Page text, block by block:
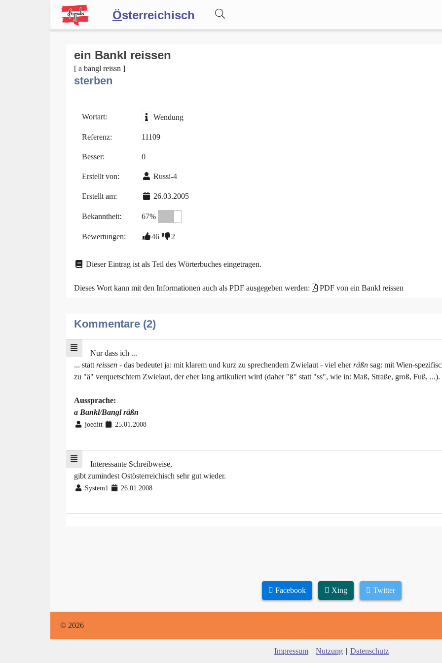
Österreichisch
Forum
Blog
ein Bankl reissen
[ a bangl reissn ]
sterben
Wortart: Wendung
Referenz: 11109
Besser: 0
Erstellt von: Russi-4
Erstellt am: 26.03.2005
Bekanntheit: 67%
Bewertungen: 46 2
Dieser Eintrag ist als Teil des Wörterbuches eingetragen.
Dieses Wort kann mit den Informationen auch als PDF ausgegeben werden: PDF von ein Bankl reissen
Kommentare (2)
Nur dass ich ...
... statt reissen - das bedeutet ja: mit klarem und kurz zu sprechendem Zwielaut - viel eherräßn sag: mit Wien-
zu "ä" verquetschtem Zwielaut, der eher lang artikuliert wird (daher "ß" statt "ss", wie in: Maß, Straße, groß, Fuß, ...).
Aussprache:
a Bankl/Bangl räßn
joeditt 25.01.2008
Interessante Schreibweise,
gibt zumindest Ostösterreichisch sehr gut wieder.
System1 26.01.2008
Facebook Xing Twitter
© 2026
Impressum | Nutzung | Datenschutz